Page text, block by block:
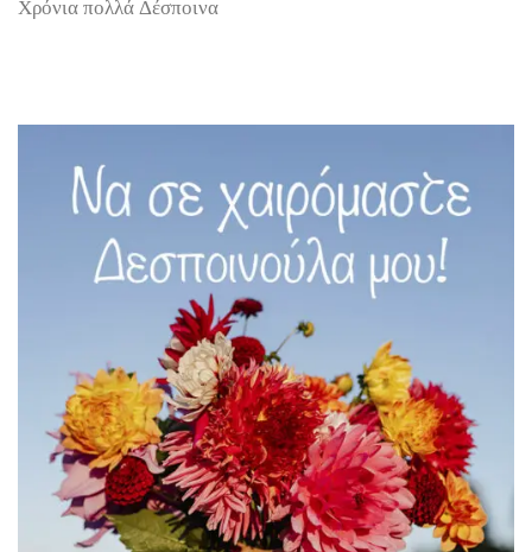
Χρόνια πολλά Δέσποινα